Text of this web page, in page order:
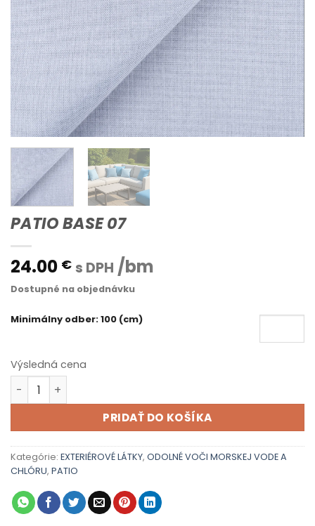
PATIO BASE 07
24.00 € s DPH /bm
Dostupné na objednávku
Minimálny odber: 100 (cm)
Výsledná cena
množstvo PATIO BASE 07
PRIDAŤ DO KOŠÍKA
Kategórie: EXTERIÉROVÉ LÁTKY, ODOLNÉ VOČI MORSKEJ VODE A
CHLÓRU, PATIO